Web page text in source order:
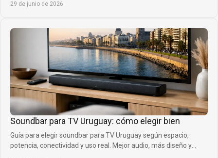
29 de junio de 2026
Soundbar para TV Uruguay: cómo elegir bien
Guía para elegir soundbar para TV Uruguay según espacio,
potencia, conectividad y uso real. Mejor audio, más diseño y